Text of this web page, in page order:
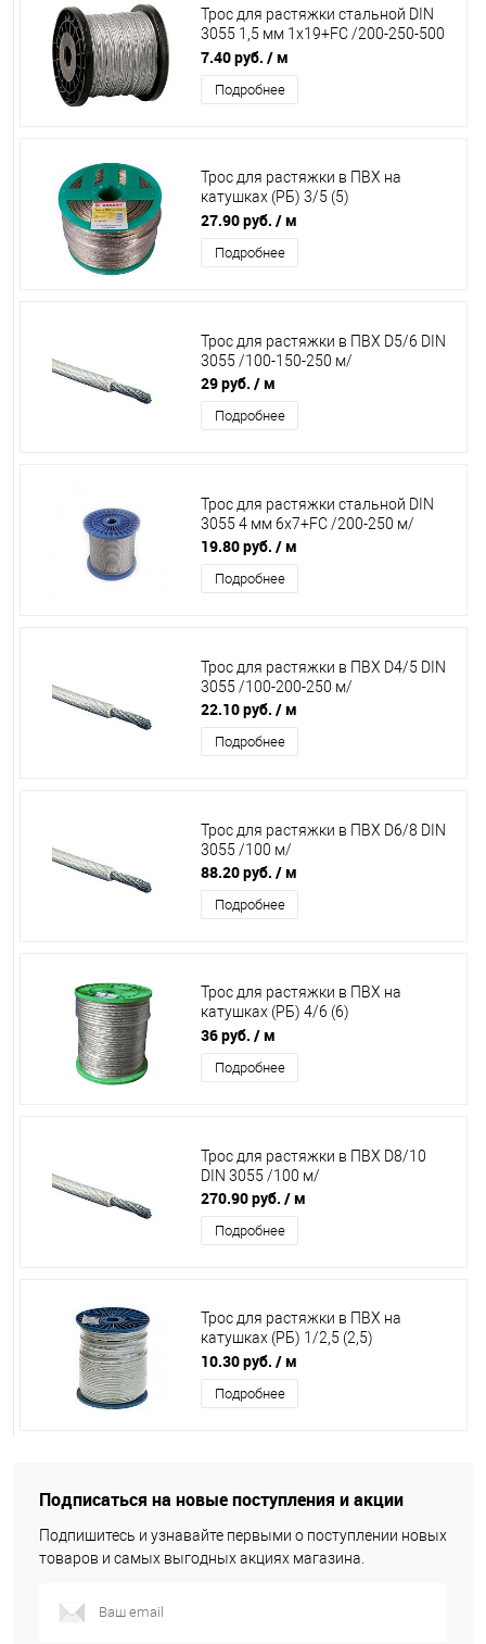
Трос для растяжки стальной DIN
3055 1,5 мм 1х19+FC /200-250-500
м/
7.40 руб. / м
Подробнее
Трос для растяжки в ПВХ на
катушках (РБ) 3/5 (5)
латунированный/100 м/
27.90 руб. / м
Подробнее
Трос для растяжки в ПВХ D5/6 DIN
3055 /100-150-250 м/
29 руб. / м
Подробнее
Трос для растяжки стальной DIN
3055 4 мм 6х7+FC /200-250 м/
19.80 руб. / м
Подробнее
Трос для растяжки в ПВХ D4/5 DIN
3055 /100-200-250 м/
22.10 руб. / м
Подробнее
Трос для растяжки в ПВХ D6/8 DIN
3055 /100 м/
88.20 руб. / м
Подробнее
Трос для растяжки в ПВХ на
катушках (РБ) 4/6 (6)
латунированный/150 м/
36 руб. / м
Подробнее
Трос для растяжки в ПВХ D8/10
DIN 3055 /100 м/
270.90 руб. / м
Подробнее
Трос для растяжки в ПВХ на
катушках (РБ) 1/2,5 (2,5)
латунированный/200 м/
10.30 руб. / м
Подробнее
Подписаться на новые поступления и акции
Подпишитесь и узнавайте первыми о поступлении новых
товаров и самых выгодных акциях магазина.